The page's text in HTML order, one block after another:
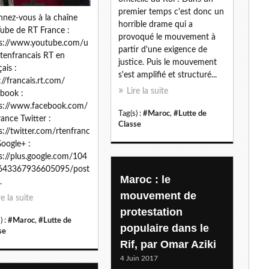
vous à la chaîne
de RT France :
www.youtube.com/u
RT en
:
francais.rt.com/
:
www.facebook.com/
Twitter :
twitter.com/rtenfranc
:
plus.google.com/104
post
la suite
: #Maroc, #Lutte de
premier temps c'est donc un
horrible drame qui a
provoqué le mouvement à
partir d'une exigence de
justice. Puis le mouvement
s'est amplifié et structuré...
Lire la suite
Tag(s) : #Maroc, #Lutte de
Classe
Maroc : le
mouvement de
protestation
populaire dans le
Rif, par Omar Aziki
4 Juin 2017